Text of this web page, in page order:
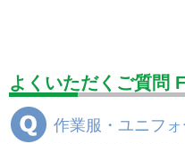
設備用品・作業補助用品
分煙対策機器
よくいただくご質問
作業服・ユニフォ